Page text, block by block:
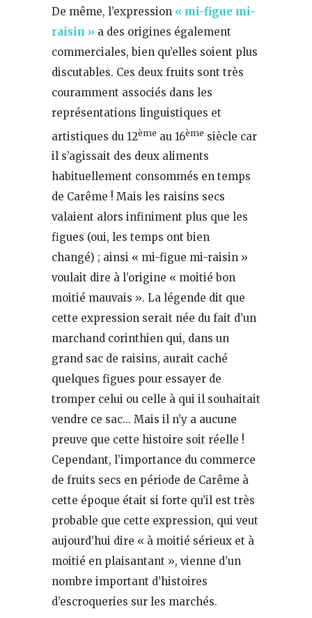
De même, l’expression « mi-figue mi-
raisin » a des origines également
commerciales, bien qu’elles soient plus
discutables. Ces deux fruits sont très
couramment associés dans les
représentations linguistiques et
artistiques du 12ème au 16ème siècle car
il s’agissait des deux aliments
habituellement consommés en temps
de Carême ! Mais les raisins secs
valaient alors infiniment plus que les
figues (oui, les temps ont bien
changé) ; ainsi « mi-figue mi-raisin »
voulait dire à l’origine « moitié bon
moitié mauvais ». La légende dit que
cette expression serait née du fait d’un
marchand corinthien qui, dans un
grand sac de raisins, aurait caché
quelques figues pour essayer de
tromper celui ou celle à qui il souhaitait
vendre ce sac… Mais il n’y a aucune
preuve que cette histoire soit réelle !
Cependant, l’importance du commerce
de fruits secs en période de Carême à
cette époque était si forte qu’il est très
probable que cette expression, qui veut
aujourd’hui dire « à moitié sérieux et à
moitié en plaisantant », vienne d’un
nombre important d’histoires
d’escroqueries sur les marchés.